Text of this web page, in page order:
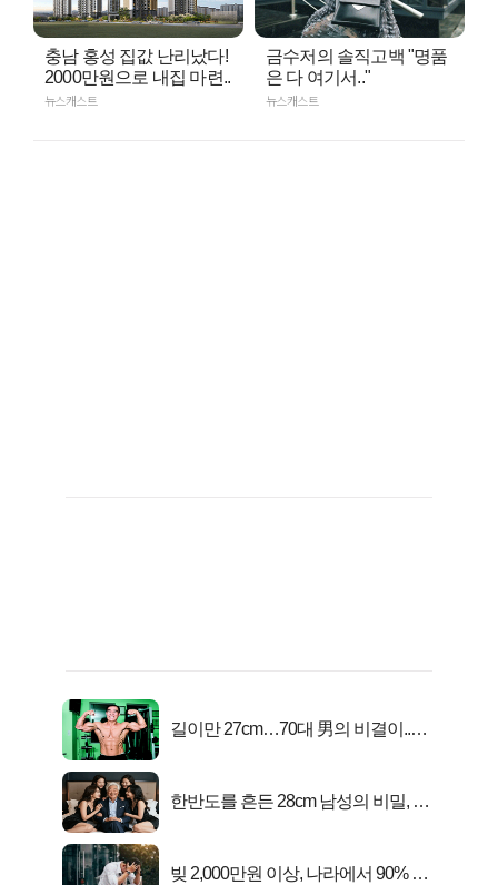
충남 홍성 집값 난리났다!
2000만원으로 내집 마련..
뉴스캐스트
금수저의 솔직고백 "명품
은 다 여기서.."
뉴스캐스트
길이만 27cm…70대 男의 비결이..충
한반도를 흔든 28cm 남성의 비밀, 매
빚 2,000만원 이상, 나라에서 90% 갚